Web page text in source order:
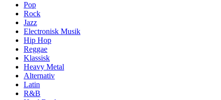
Pop
Rock
Jazz
Electronisk Musik
Hip Hop
Reggae
Klassisk
Heavy Metal
Alternativ
Latin
R&B